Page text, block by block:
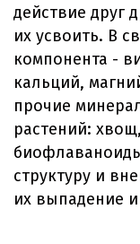
действие друг
их усвоить. В
компонента -
кальций,
прочие
растений:
структуру и
их выпадение и